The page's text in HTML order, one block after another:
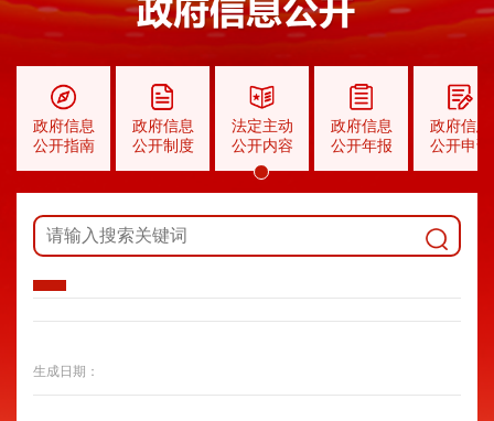
政府信息
公开指南
政府信息
公开制度
法定主动
公开内容
政府信息
公开年报
政府信息
公开申请
生成日期：